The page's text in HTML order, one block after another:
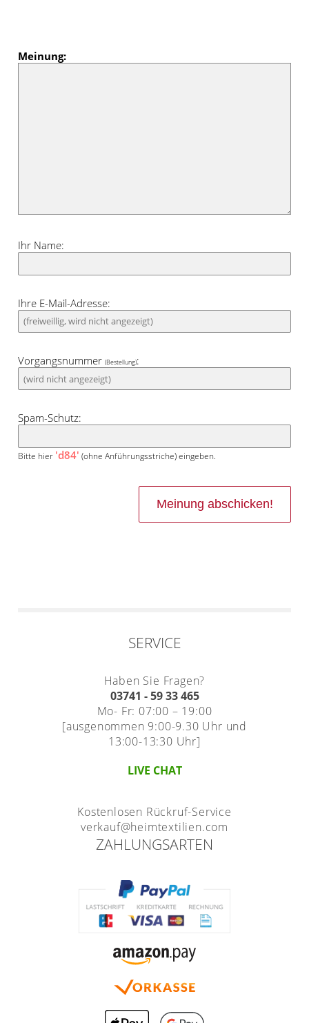
Meinung:
Ihr Name:
Ihre E-Mail-Adresse:
Vorgangsnummer(Bestellung):
Spam-Schutz:
Bitte hier 'd84' (ohne Anführungsstriche) eingeben.
SERVICE
Haben Sie Fragen?
03741 - 59 33 465
Mo- Fr: 07:00 – 19:00
[ausgenommen 9:00-9.30 Uhr und
13:00-13:30 Uhr]
LIVE CHAT
Kostenlosen Rückruf-Service
verkauf@heimtextilien.com
ZAHLUNGSARTEN